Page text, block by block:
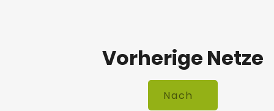
Vorherige Netze